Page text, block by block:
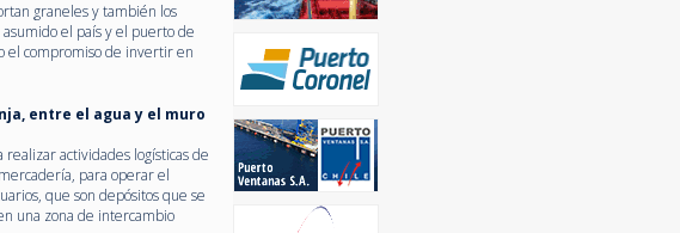
graneles y también los
asumido el país y el puerto de
el compromiso de invertir en
entre el agua y el muro
actividades logísticas de
para operar el
que son depósitos que se
una zona de intercambio